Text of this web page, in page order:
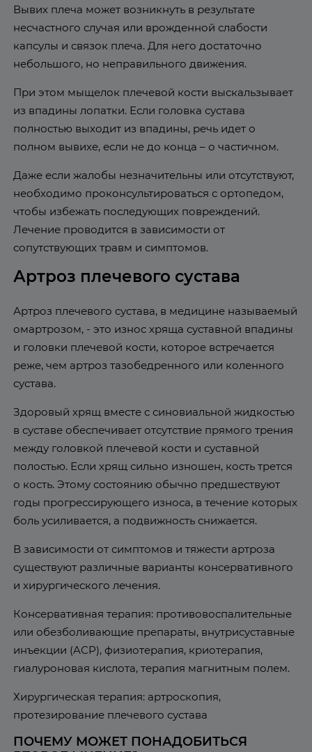
Вывих плеча может возникнуть в результате
несчастного случая или врожденной слабости
капсулы и связок плеча. Для него достаточно
небольшого, но неправильного движения.
При этом мыщелок плечевой кости выскальзывает
из впадины лопатки. Если головка сустава
полностью выходит из впадины, речь идет о
полном вывихе, если не до конца – о частичном.
Даже если жалобы незначительны или отсутствуют,
необходимо проконсультироваться с ортопедом,
чтобы избежать последующих повреждений.
Лечение проводится в зависимости от
сопутствующих травм и симптомов.
Артроз плечевого сустава
Артроз плечевого сустава, в медицине называемый
омартрозом, - это износ хряща суставной впадины
и головки плечевой кости, которое встречается
реже, чем артроз тазобедренного или коленного
сустава.
Здоровый хрящ вместе с синовиальной жидкостью
в суставе обеспечивает отсутствие прямого трения
между головкой плечевой кости и суставной
полостью. Если хрящ сильно изношен, кость трется
о кость. Этому состоянию обычно предшествуют
годы прогрессирующего износа, в течение которых
боль усиливается, а подвижность снижается.
В зависимости от симптомов и тяжести артроза
существуют различные варианты консервативного
и хирургического лечения.
Консервативная терапия: противовоспалительные
или обезболивающие препараты, внутрисуставные
инъекции (ACP), физиотерапия, криотерапия,
гиалуроновая кислота, терапия магнитным полем.
Хирургическая терапия: артроскопия,
протезирование плечевого сустава
ПОЧЕМУ МОЖЕТ ПОНАДОБИТЬСЯ